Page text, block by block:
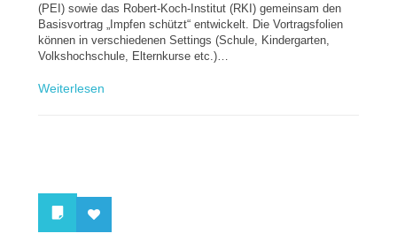
(PEI) sowie das Robert-Koch-Institut (RKI) gemeinsam den
Basisvortrag „Impfen schützt“ entwickelt. Die Vortragsfolien
können in verschiedenen Settings (Schule, Kindergarten,
Volkshochschule, Elternkurse etc.)…
Weiterlesen